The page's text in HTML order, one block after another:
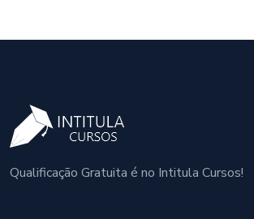
Qualificação Gratuita é no Intitula Cursos!